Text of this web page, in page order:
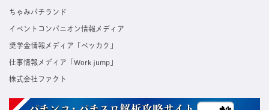
ちゃみパチランド
イベントコンパニオン情報メディア
奨学金情報メディア「ベッカク」
仕事情報メディア「Work jump」
株式会社ファクト